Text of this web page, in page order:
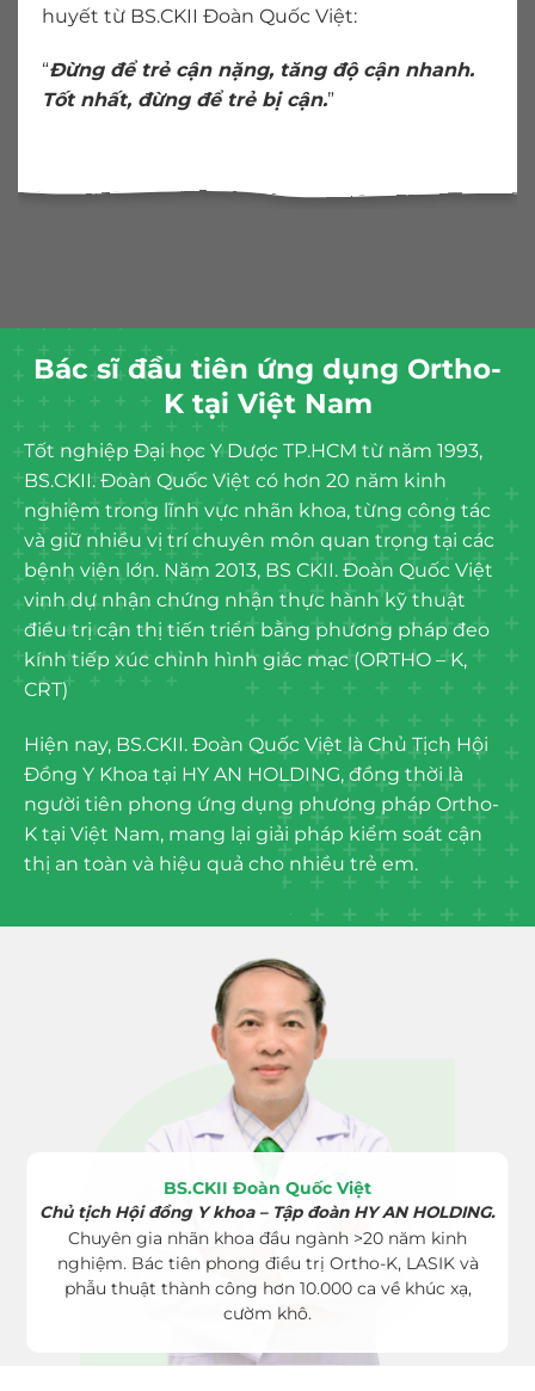
huyết từ BS.CKII Đoàn Quốc Việt:
“Đừng để trẻ cận nặng, tăng độ cận nhanh.
Tốt nhất, đừng để trẻ bị cận.”
Bác sĩ đầu tiên ứng dụng Ortho-
K tại Việt Nam
Tốt nghiệp Đại học Y Dược TP.HCM từ năm 1993,
BS.CKII. Đoàn Quốc Việt có hơn 20 năm kinh
nghiệm trong lĩnh vực nhãn khoa, từng công tác
và giữ nhiều vị trí chuyên môn quan trọng tại các
bệnh viện lớn. Năm 2013, BS CKII. Đoàn Quốc Việt
vinh dự nhận chứng nhận thực hành kỹ thuật
điều trị cận thị tiến triển bằng phương pháp đeo
kính tiếp xúc chỉnh hình giác mạc (ORTHO – K,
CRT)
Hiện nay, BS.CKII. Đoàn Quốc Việt là Chủ Tịch Hội
Đồng Y Khoa tại HY AN HOLDING, đồng thời là
người tiên phong ứng dụng phương pháp Ortho-
K tại Việt Nam, mang lại giải pháp kiểm soát cận
thị an toàn và hiệu quả cho nhiều trẻ em.
BS.CKII Đoàn Quốc Việt
Chủ tịch Hội đồng Y khoa – Tập đoàn HY AN HOLDING.
Chuyên gia nhãn khoa đầu ngành >20 năm kinh
nghiệm. Bác tiên phong điều trị Ortho-K, LASIK và
phẫu thuật thành công hơn 10.000 ca về khúc xạ,
cườm khô.